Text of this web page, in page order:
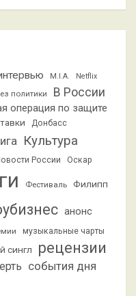
M.I.A. Netflix
политики В России
операция по защите
Донбасс
Культура
России Оскар
Фестиваль Филипп
анонс
музыкальные чарты
сингл рецензии
события дня